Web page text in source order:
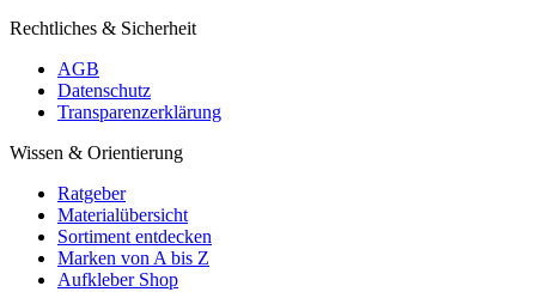
Rechtliches & Sicherheit
AGB
Datenschutz
Transparenzerklärung
Wissen & Orientierung
Ratgeber
Materialübersicht
Sortiment entdecken
Marken von A bis Z
Aufkleber Shop